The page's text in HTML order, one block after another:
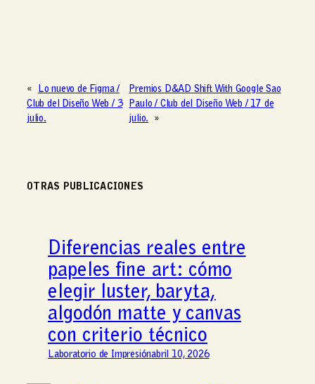
«
Lo nuevo de Figma /
Club del Diseño Web / 3
julio.
Premios D&AD Shift With Google Sao
Paulo / Club del Diseño Web / 17 de
julio.
»
OTRAS PUBLICACIONES
Diferencias reales entre
papeles fine art: cómo
elegir luster, baryta,
algodón matte y canvas
con criterio técnico
Laboratorio de Impresiónabril 10, 2026